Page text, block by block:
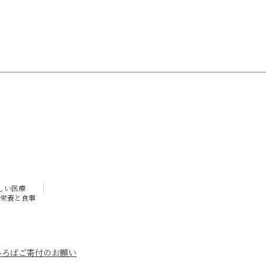
い医療
栄養と食事
ばご寄付のお願い